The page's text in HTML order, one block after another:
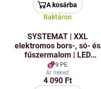
A kosárba
Raktáron
SYSTEMAT | XXL
elektromos bors-, só- és
fűszermalom | LED
világítás & állítható
szemcseméret | kerámia
mechanizmus
9 PE
Ár neked
4 090 Ft